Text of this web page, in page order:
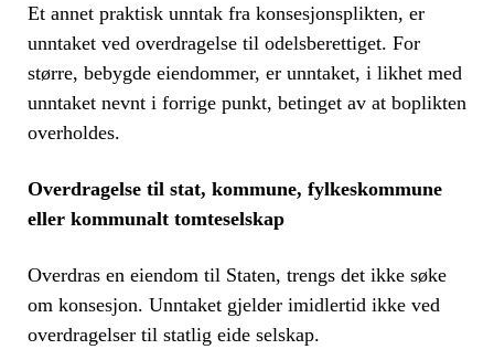
Et annet praktisk unntak fra konsesjonsplikten, er
unntaket ved overdragelse til odelsberettiget. For
større, bebygde eiendommer, er unntaket, i likhet med
unntaket nevnt i forrige punkt, betinget av at boplikten
overholdes.
Overdragelse til stat, kommune, fylkeskommune
eller kommunalt tomteselskap
Overdras en eiendom til Staten, trengs det ikke søke
om konsesjon. Unntaket gjelder imidlertid ikke ved
overdragelser til statlig eide selskap.